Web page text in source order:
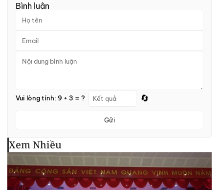
Bình luận
Vui lòng tính: 9 + 3 = ? 🔄
Gửi
Xem Nhiều